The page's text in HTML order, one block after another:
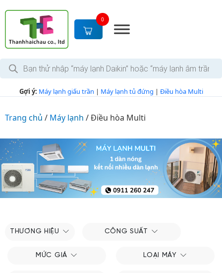
c
n
0
T
m
i
p
h
ẩ
m
Gợi ý: Máy lạnh giấu trần | Máy lạnh tủ đứng | Điều hòa Multi
Trang chủ / Máy lạnh /Điều hòa Multi
THƯƠNG HIỆU CÔNG SUẤT
MỨC GIÁ LOẠI MÁY